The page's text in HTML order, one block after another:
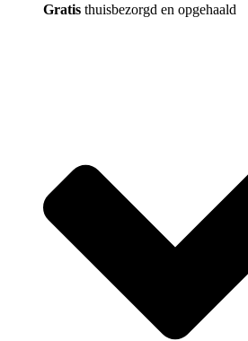
Gratis thuisbezorgd en opgehaald